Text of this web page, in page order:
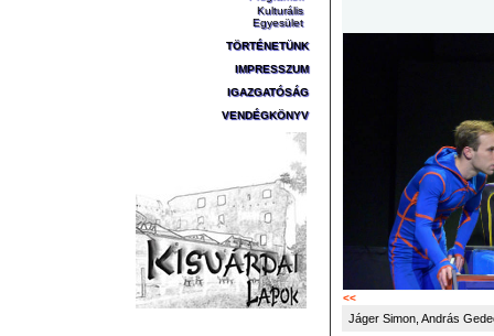
Kulturális
Egyesület
TÖRTÉNETÜNK
IMPRESSZUM
IGAZGATÓSÁG
VENDÉGKÖNYV
<<
Jáger Simon, András